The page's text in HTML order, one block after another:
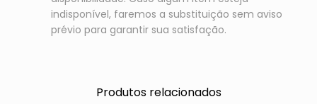
indisponível, faremos a substituição sem aviso
prévio para garantir sua satisfação.
Produtos relacionados